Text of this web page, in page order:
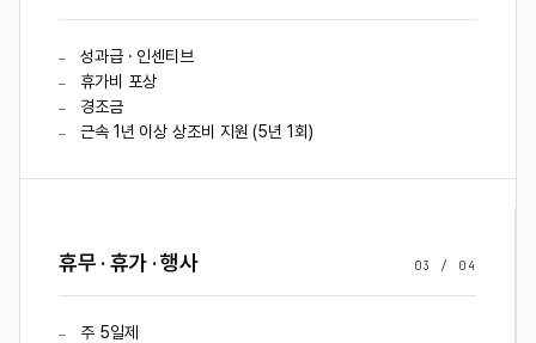
— 성과급 · 인센티브
— 휴가비 포상
— 경조금
— 근속 1년 이상 상조비 지원 (5년 1회)
휴무 · 휴가 · 행사 03 / 04
— 주 5일제